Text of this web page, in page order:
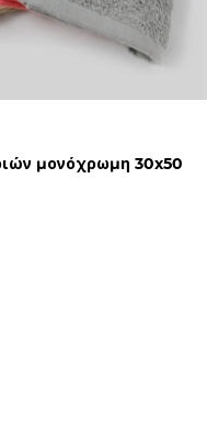
μονόχρωμη 30x50